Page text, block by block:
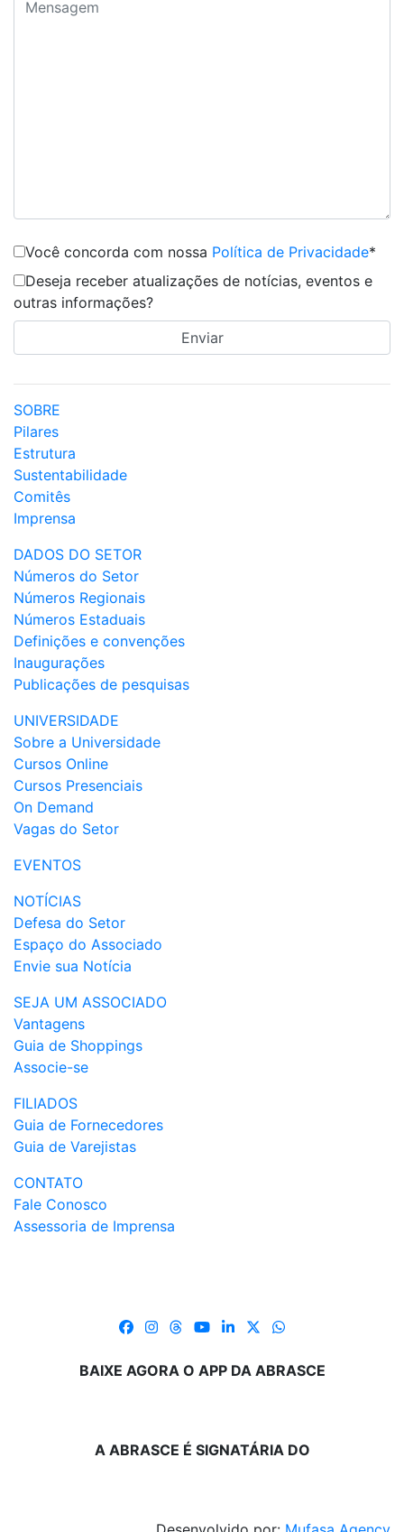
Você concorda com nossa Política de Privacidade*
Deseja receber atualizações de notícias, eventos e
outras informações?
SOBRE
Pilares
Estrutura
Sustentabilidade
Comitês
Imprensa
DADOS DO SETOR
Números do Setor
Números Regionais
Números Estaduais
Definições e convenções
Inaugurações
Publicações de pesquisas
UNIVERSIDADE
Sobre a Universidade
Cursos Online
Cursos Presenciais
On Demand
Vagas do Setor
EVENTOS
NOTÍCIAS
Defesa do Setor
Espaço do Associado
Envie sua Notícia
SEJA UM ASSOCIADO
Vantagens
Guia de Shoppings
Associe-se
FILIADOS
Guia de Fornecedores
Guia de Varejistas
CONTATO
Fale Conosco
Assessoria de Imprensa
BAIXE AGORA O APP DA ABRASCE
A ABRASCE É SIGNATÁRIA DO